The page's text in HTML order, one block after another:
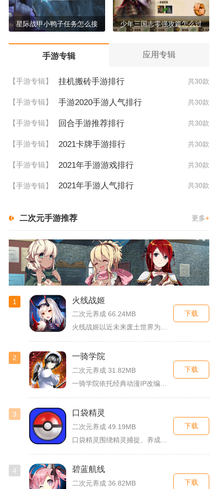
星际战甲小鸭子任务怎么接 少年三国志零强攻篇怎么过
手游专辑 应用专辑
【手游专辑】 挂机搬砖手游排行 共30款
【手游专辑】 手游2020手游人气排行 共30款
【手游专辑】 回合手游推荐排行 共30款
【手游专辑】 2021卡牌手游排行 共30款
【手游专辑】 2021年手游游戏排行 共30款
【手游专辑】 2021年手游人气排行 共30款
二次元手游推荐 更多+
1 火线战姬
二次元养成 66.24MB
火线战姬以近未来废土世界为故事舞台，融合二次元战姬收集、轻策...
下载
2 一骑学院
二次元养成 31.82MB
一骑学院依托经典动漫IP改编，把三国武将化身学院少女角色，主...
下载
3 口袋精灵
二次元养成 49.19MB
下载
4 碧蓝航线
二次元养成 36.82MB
下载